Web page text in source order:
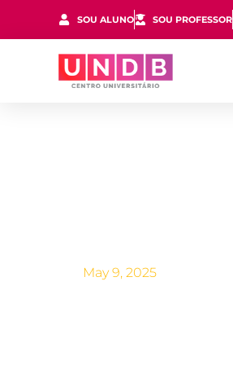
SOU ALUNO SOU PROFESSOR
May 9, 2025